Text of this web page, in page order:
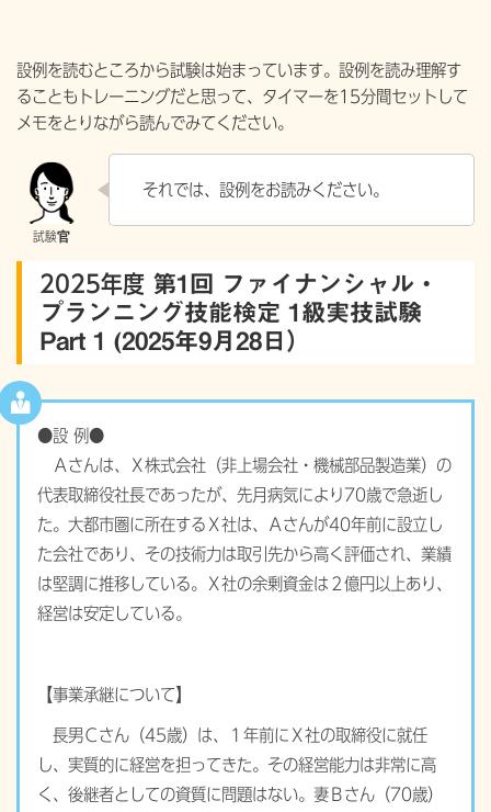
設例を読むところから試験は始まっています。設例を読み理解す
ることもトレーニングだと思って、タイマーを15分間セットして
メモをとりながら読んでみてください。
それでは、設例をお読みください。
2025年度 第1回 ファイナンシャル・
プランニング技能検定 1級実技試験
Part 1 (2025年9月28日）
●設 例●
Ａさんは、Ｘ株式会社（非上場会社・機械部品製造業）の
代表取締役社長であったが、先月病気により70歳で急逝し
た。大都市圏に所在するＸ社は、Ａさんが40年前に設立し
た会社であり、その技術力は取引先から高く評価され、業績
は堅調に推移している。Ｘ社の余剰資金は２億円以上あり、
経営は安定している。
【事業承継について】
長男Ｃさん（45歳）は、１年前にＸ社の取締役に就任
し、実質的に経営を担ってきた。その経営能力は非常に高
く、後継者としての資質に問題はない。妻Ｂさん（70歳）